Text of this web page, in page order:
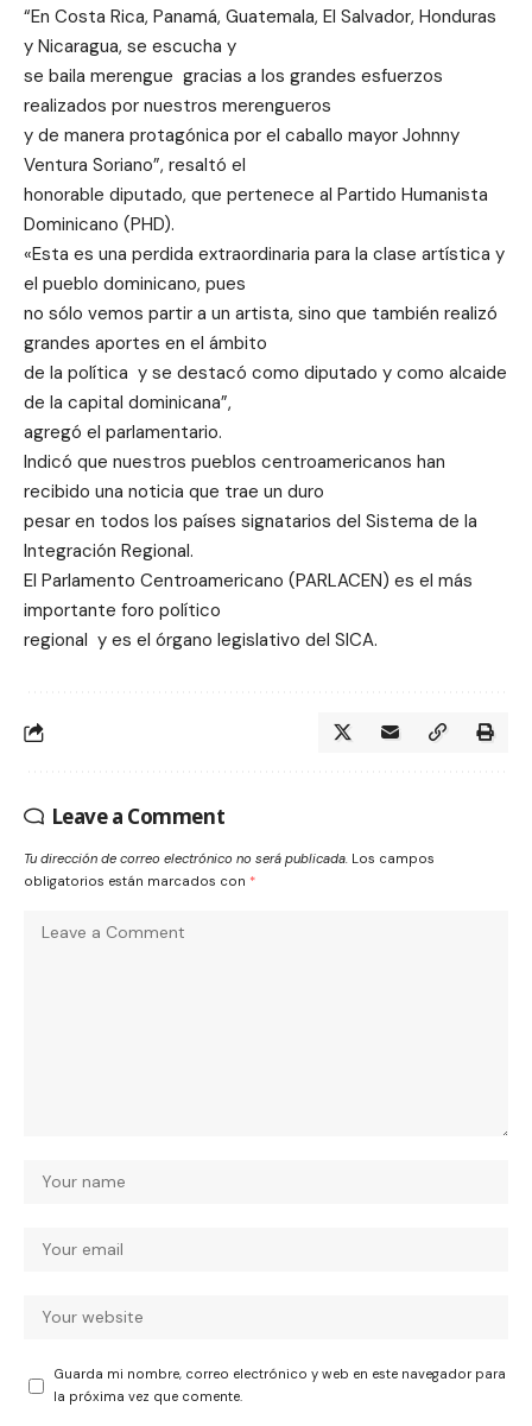
“En Costa Rica, Panamá, Guatemala, El Salvador, Honduras
y Nicaragua, se escucha y
se baila merengue gracias a los grandes esfuerzos
realizados por nuestros merengueros
y de manera protagónica por el caballo mayor Johnny
Ventura Soriano”, resaltó el
honorable diputado, que pertenece al Partido Humanista
Dominicano (PHD).
«Esta es una perdida extraordinaria para la clase artística y
el pueblo dominicano, pues
no sólo vemos partir a un artista, sino que también realizó
grandes aportes en el ámbito
de la política y se destacó como diputado y como alcaide
de la capital dominicana”,
agregó el parlamentario.
Indicó que nuestros pueblos centroamericanos han
recibido una noticia que trae un duro
pesar en todos los países signatarios del Sistema de la
Integración Regional.
El Parlamento Centroamericano (PARLACEN) es el más
importante foro político
regional y es el órgano legislativo del SICA.
Leave a Comment
Tu dirección de correo electrónico no será publicada. Los campos
obligatorios están marcados con *
Guarda mi nombre, correo electrónico y web en este navegador para
la próxima vez que comente.